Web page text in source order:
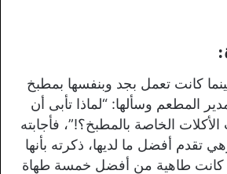
كانت تعمل بجد وبنفسها بمطبخ
المطعم وسألها: “لماذا تأبى أن
الخاصة بالمطبخ؟!”، فأجابته
تقدم أفضل ما لديها، ذكرته بأنها
كانت طاهية من أفضل خمسة طهاة